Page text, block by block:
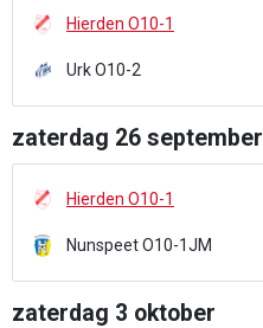
Hierden O10-1
Urk O10-2
zaterdag 26 september
Hierden O10-1
Nunspeet O10-1JM
zaterdag 3 oktober